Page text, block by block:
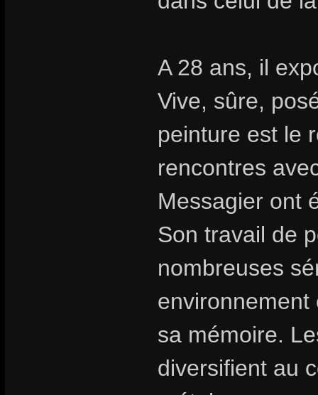
A 28 ans, il
Vive, sûre,
peinture est le
rencontres
Messagier ont
Son travail de
nombreuses
sa mémoire.
diversifient au